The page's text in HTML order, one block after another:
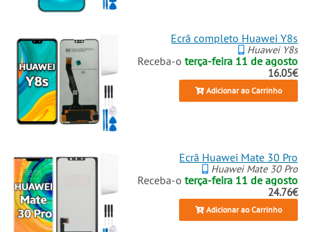
Ecrã completo Huawei Y8s
Huawei Y8s
Receba-oterça-feira 11 de agosto
16.05€
Adicionar ao Carrinho
Ecrã Huawei Mate 30 Pro
Huawei Mate 30 Pro
Receba-oterça-feira 11 de agosto
24.76€
Adicionar ao Carrinho